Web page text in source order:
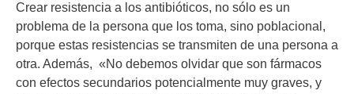
Crear resistencia a los antibióticos, no sólo es un
problema de la persona que los toma, sino poblacional,
porque estas resistencias se transmiten de una persona a
otra. Además, «No debemos olvidar que son fármacos
con efectos secundarios potencialmente muy graves, y